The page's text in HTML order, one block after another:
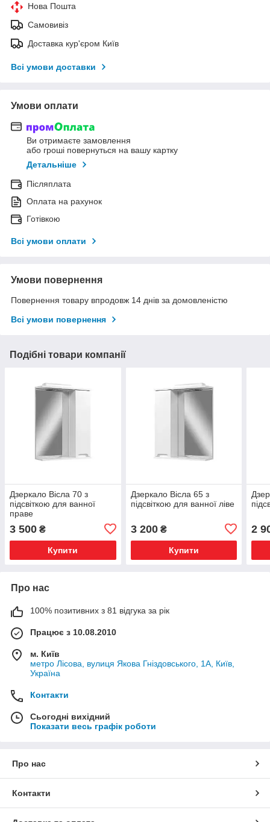
Нова Пошта
Самовивіз
Доставка кур'єром Київ
Всі умови доставки
Умови оплати
Ви отримаєте замовлення
або гроші повернуться на вашу картку
Детальніше
Післяплата
Оплата на рахунок
Готівкою
Всі умови оплати
Умови повернення
Повернення товару впродовж 14 днів за домовленістю
Всі умови повернення
Подібні товари компанії
Дзеркало Вісла 70 з
підсвіткою для ванної
праве
3 500 ₴
Купити
Дзеркало Вісла 65 з
підсвіткою для ванної ліве
3 200₴
Купити
2
Про нас
100% позитивних з 81 відгука за рік
Працює з 10.08.2010
м. Київ
метро Лісова, вулиця Якова Гніздовського, 1А, Київ,
Україна
Контакти
Сьогодні вихідний
Показати весь графік роботи
Про нас
Контакти